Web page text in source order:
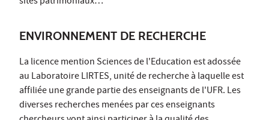
ENVIRONNEMENT DE RECHERCHE
La licence mention Sciences de l'Education est adossée
au Laboratoire LIRTES, unité de recherche à laquelle est
affiliée une grande partie des enseignants de l'UFR. Les
diverses recherches menées par ces enseignants